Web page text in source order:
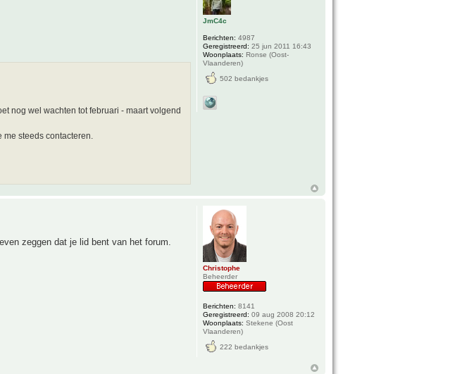
nog wel wachten tot februari - maart volgend
me steeds contacteren.
JmC4c
Berichten: 4987
Geregistreerd: 25 jun 2011 16:43
Woonplaats: Ronse (Oost-
Vlaanderen)
502 bedankjes
zeggen dat je lid bent van het forum.
Christophe
Beheerder
Berichten: 8141
Geregistreerd: 09 aug 2008 20:12
Woonplaats: Stekene (Oost
Vlaanderen)
222 bedankjes